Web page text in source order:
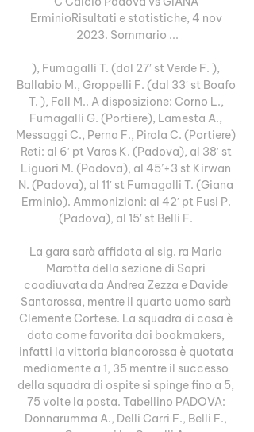
ErminioRisultati e statistiche, 4 nov
2023. Sommario ...
), Fumagalli T. (dal 27′ st Verde F. ),
Ballabio M., Groppelli F. (dal 33′ st Boafo
T. ), Fall M.. A disposizione: Corno L.,
Fumagalli G. (Portiere), Lamesta A.,
Messaggi C., Perna F., Pirola C. (Portiere)
Reti: al 6′ pt Varas K. (Padova), al 38′ st
Liguori M. (Padova), al 45’+3 st Kirwan
N. (Padova), al 11′ st Fumagalli T. (Giana
Erminio). Ammonizioni: al 42′ pt Fusi P.
(Padova), al 15′ st Belli F.
La gara sarà affidata al sig. ra Maria
Marotta della sezione di Sapri
coadiuvata da Andrea Zezza e Davide
Santarossa, mentre il quarto uomo sarà
Clemente Cortese. La squadra di casa è
data come favorita dai bookmakers,
infatti la vittoria biancorossa è quotata
mediamente a 1, 35 mentre il successo
della squadra di ospite si spinge fino a 5,
75 volte la posta. Tabellino PADOVA:
Donnarumma A., Delli Carri F., Belli F.,